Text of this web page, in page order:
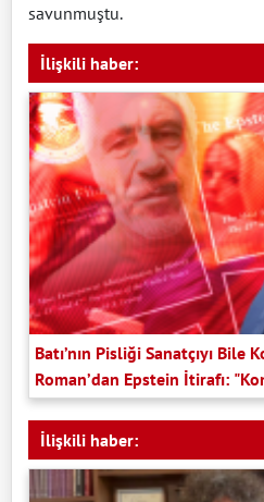
savunmuştu.
İlişkili haber:
Batı’nın Pisliği Sanatçıyı
Roman’dan Epstein İtirafı:
İlişkili haber: